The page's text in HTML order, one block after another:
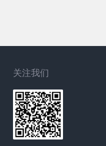
关注我们